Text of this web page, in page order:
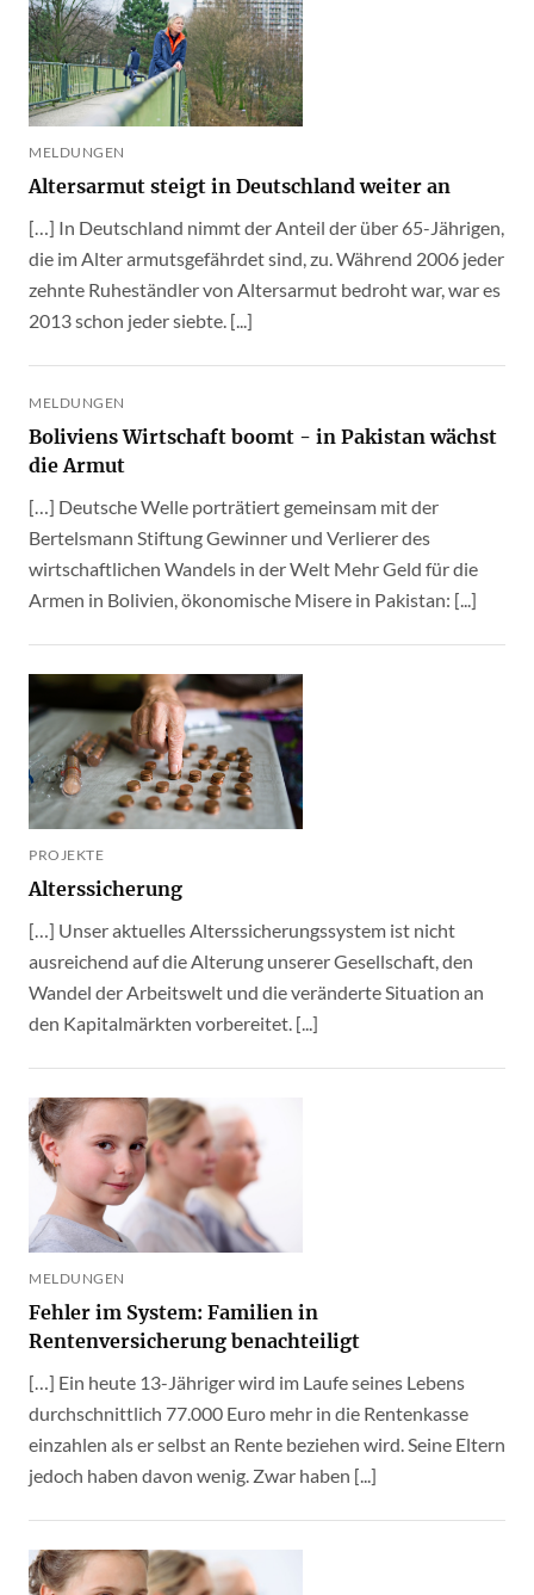
MELDUNGEN
Altersarmut steigt in Deutschland weiter an
[…] In Deutschland nimmt der Anteil der über 65-Jährigen,
die im Alter armutsgefährdet sind, zu. Während 2006 jeder
zehnte Ruheständler von Altersarmut bedroht war, war es
2013 schon jeder siebte. [...]
MELDUNGEN
Boliviens Wirtschaft boomt - in Pakistan wächst
die Armut
[…] Deutsche Welle porträtiert gemeinsam mit der
Bertelsmann Stiftung Gewinner und Verlierer des
wirtschaftlichen Wandels in der Welt Mehr Geld für die
Armen in Bolivien, ökonomische Misere in Pakistan: [...]
PROJEKTE
Alterssicherung
[…] Unser aktuelles Alterssicherungssystem ist nicht
ausreichend auf die Alterung unserer Gesellschaft, den
Wandel der Arbeitswelt und die veränderte Situation an
den Kapitalmärkten vorbereitet. [...]
MELDUNGEN
Fehler im System: Familien in
Rentenversicherung benachteiligt
[…] Ein heute 13-Jähriger wird im Laufe seines Lebens
durchschnittlich 77.000 Euro mehr in die Rentenkasse
einzahlen als er selbst an Rente beziehen wird. Seine Eltern
jedoch haben davon wenig. Zwar haben [...]